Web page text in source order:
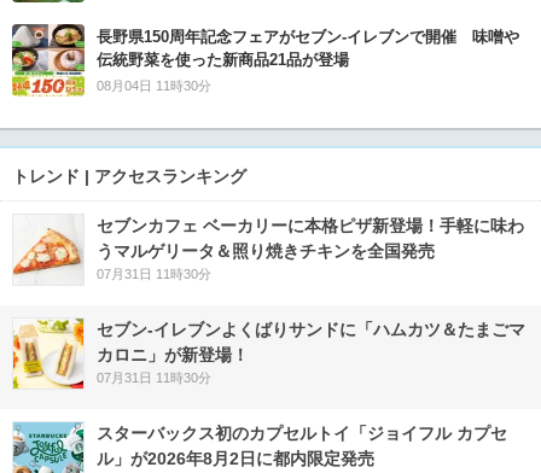
長野県150周年記念フェアがセブン-イレブンで開催 味噌や
伝統野菜を使った新商品21品が登場
08月04日 11時30分
トレンド | アクセスランキング
セブンカフェ ベーカリーに本格ピザ新登場！手軽に味わ
うマルゲリータ＆照り焼きチキンを全国発売
07月31日 11時30分
セブン‐イレブンよくばりサンドに「ハムカツ＆たまごマ
カロニ」が新登場！
07月31日 11時30分
スターバックス初のカプセルトイ「ジョイフル カプセ
ル」が2026年8月2日に都内限定発売